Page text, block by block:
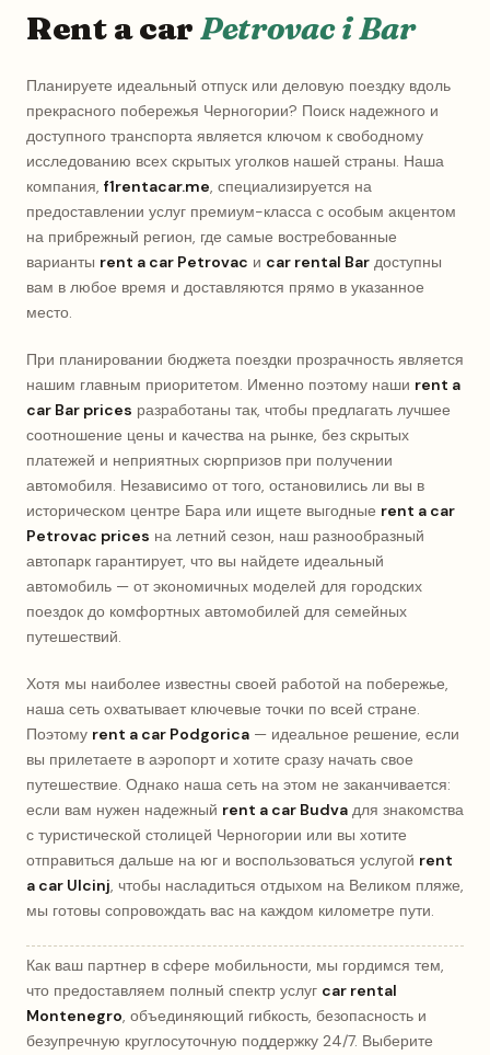
Rent a car Petrovac i Bar
Планируете идеальный отпуск или деловую поездку вдоль
прекрасного побережья Черногории? Поиск надежного и
доступного транспорта является ключом к свободному
исследованию всех скрытых уголков нашей страны. Наша
компания, f1rentacar.me, специализируется на
предоставлении услуг премиум-класса с особым акцентом
на прибрежный регион, где самые востребованные
варианты rent a car Petrovac и car rental Bar доступны
вам в любое время и доставляются прямо в указанное
место.
При планировании бюджета поездки прозрачность является
нашим главным приоритетом. Именно поэтому наши rent a
car Bar prices разработаны так, чтобы предлагать лучшее
соотношение цены и качества на рынке, без скрытых
платежей и неприятных сюрпризов при получении
автомобиля. Независимо от того, остановились ли вы в
историческом центре Бара или ищете выгодные rent a car
Petrovac prices на летний сезон, наш разнообразный
автопарк гарантирует, что вы найдете идеальный
автомобиль — от экономичных моделей для городских
поездок до комфортных автомобилей для семейных
путешествий.
Хотя мы наиболее известны своей работой на побережье,
наша сеть охватывает ключевые точки по всей стране.
Поэтому rent a car Podgorica — идеальное решение, если
вы прилетаете в аэропорт и хотите сразу начать свое
путешествие. Однако наша сеть на этом не заканчивается:
если вам нужен надежный rent a car Budva для знакомства
с туристической столицей Черногории или вы хотите
отправиться дальше на юг и воспользоваться услугой rent
a car Ulcinj, чтобы насладиться отдыхом на Великом пляже,
мы готовы сопровождать вас на каждом километре пути.
Как ваш партнер в сфере мобильности, мы гордимся тем,
что предоставляем полный спектр услуг car rental
Montenegro, объединяющий гибкость, безопасность и
безупречную круглосуточную поддержку 24/7. Выберите